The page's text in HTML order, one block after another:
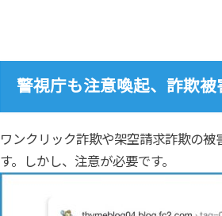
警視庁も注意喚起、詐欺
ワンクリック詐欺や架空請求詐欺の
す。しかし、注意が必要です。